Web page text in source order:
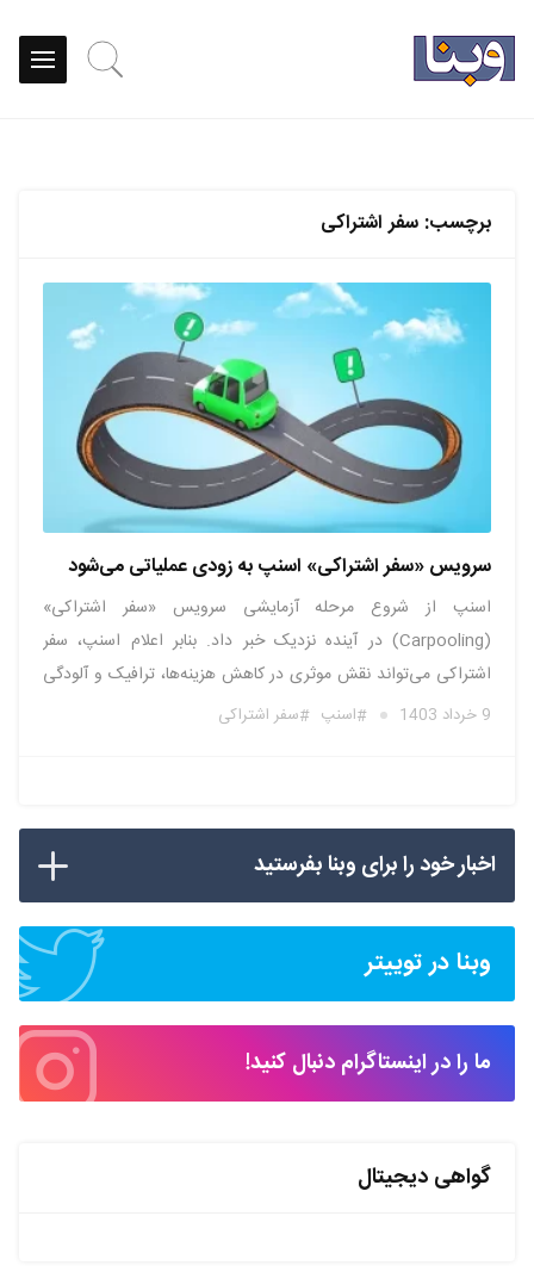
برچسب: سفر اشتراکی
سرویس «سفر اشتراکی» اسنپ به زودی عملیاتی می‌شود
اسنپ از شروع مرحله‌ آزمایشی سرویس «سفر اشتراکی»
(Carpooling) در آینده‌ نزدیک خبر داد. بنابر اعلام اسنپ، سفر
اشتراکی می‌تواند نقش موثری در کاهش هزینه‌ها، ترافیک و آلودگی
هوا ایفا کند. محمد خلج، مدیرعامل اسنپ در این خصوص گفت:
9 خرداد 1403 اسنپ سفر اشتراکی
اخبار خود را برای وبنا بفرستید
وبنا در توییتر
ما را در اینستاگرام دنبال کنید!
گواهی دیجیتال